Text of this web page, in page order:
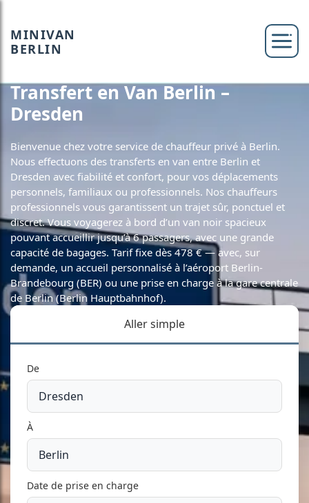
MINIVAN
BERLIN
Transfert en Van Berlin –
Dresden
Bienvenue chez votre service de chauffeur privé à Berlin.
Nous effectuons des transferts en van entre Berlin et
Dresden avec fiabilité et confort, pour vos déplacements
personnels, familiaux ou professionnels. Nos chauffeurs
professionnels vous garantissent un trajet sûr, ponctuel et
discret. Vous voyagerez à bord d’un van noir spacieux
pouvant accueillir jusqu’à 6 passagers, avec une grande
capacité de bagages. Tarif fixe dès 478 € — avec, sur
demande, un accueil personnalisé à l’aéroport Berlin-
Brandebourg (BER) ou une prise en charge à la gare centrale
de Berlin (Berlin Hauptbahnhof).
Aller simple
De
À
Date de prise en charge